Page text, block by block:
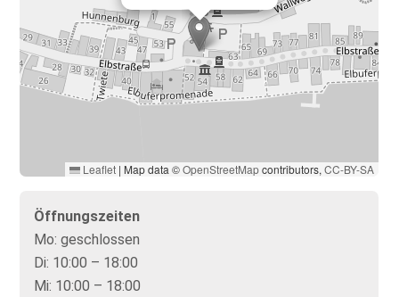
Leaflet | Map data ©OpenStreetMapcontributors,CC-BY-SA
Öffnungszeiten
Mo: geschlossen
Di: 10:00 – 18:00
Mi: 10:00 – 18:00